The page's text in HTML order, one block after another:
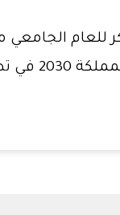
للعام الجامعي
الصحي